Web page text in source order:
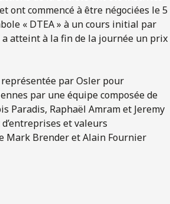
ont commencé à être négociées le 5
« DTEA » à un cours initial par
a atteint à la fin de la journée un prix
représentée par Osler pour
par une équipe composée de
Paradis, Raphaël Amram et Jeremy
et valeurs
Mark Brender et Alain Fournier